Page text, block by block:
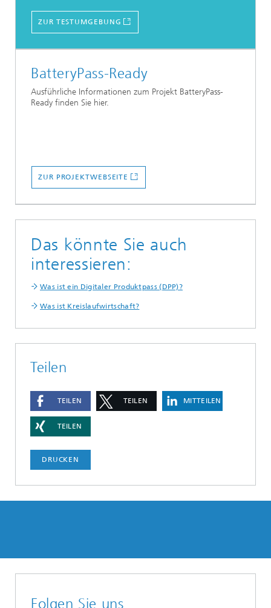
ZUR TESTUMGEBUNG
BatteryPass-Ready
Ausführliche Informationen zum Projekt BatteryPass-
Ready finden Sie hier.
ZUR PROJEKTWEBSEITE
Das könnte Sie auch
interessieren:
Was ist ein Digitaler Produktpass (DPP)?
Was ist Kreislaufwirtschaft?
Teilen
TEILEN TEILEN MITTEILEN
TEILEN
DRUCKEN
Folgen Sie uns